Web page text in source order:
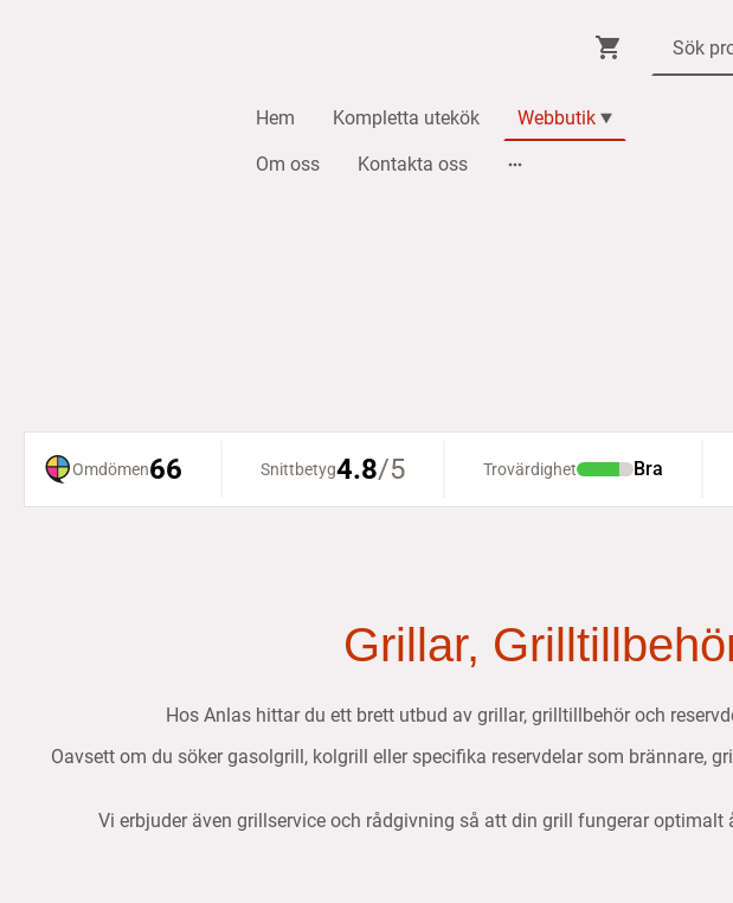
Hem Kompletta utekök Webbutik
Om oss Kontakta oss
Grillar,
Hos Anlas hittar du ett brett utbud av grillar, grilltillbehör och
Oavsett om du söker gasolgrill, kolgrill eller specifika reservdelar som brännare,
Vi erbjuder även grillservice och rådgivning så att din grill fungerar